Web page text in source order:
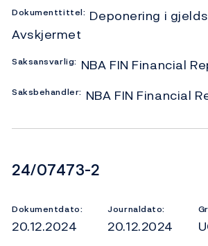
Dokumenttittel: Deponering i
Avskjermet
Saksansvarlig: NBA FIN Financial
Saksbehandler: NBA FIN Financial
Dokumentnummer
24/07473-2
Dokumentdato:
20.12.2024
Journaldato:
20.12.2024